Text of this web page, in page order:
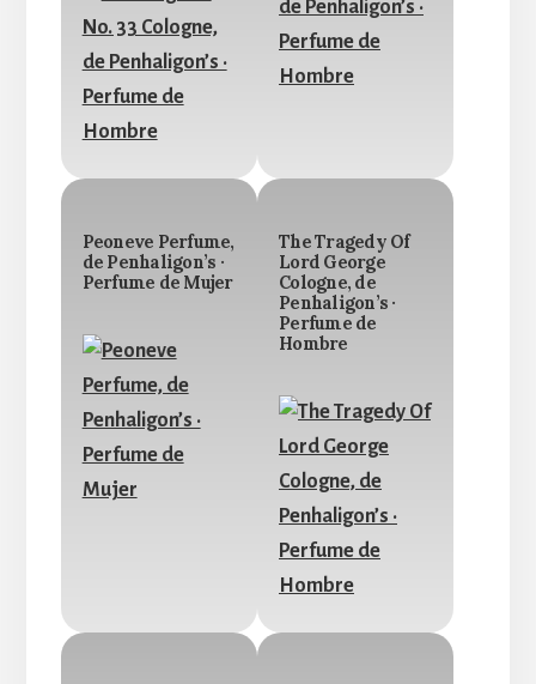
Peoneve Perfume,
de Penhaligon’s ·
Perfume de Mujer
The Tragedy Of
Lord George
Cologne, de
Penhaligon’s ·
Perfume de
Hombre